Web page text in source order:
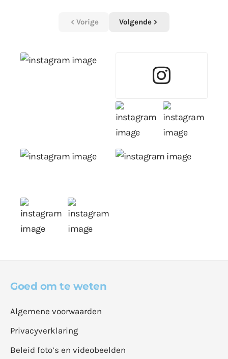
Vorige Volgende
Goed om te weten
Algemene voorwaarden
Privacyverklaring
Beleid foto’s en videobeelden